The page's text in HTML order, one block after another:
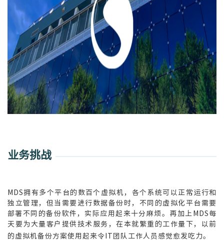
业务挑战
MDS拥有多个平台的数百个虚拟机，各个系统可以正常运行和
独立管理，但当需要进行数据备份时，不同的虚拟化平台需要
部署不同的备份软件，实际应用起来十分麻烦。再加上MDS每
天要为大量客户提供技术服务，在本就繁重的工作量下，以前
的虚拟机备份方案使用起来令IT团队工作人员感觉愈发吃力。